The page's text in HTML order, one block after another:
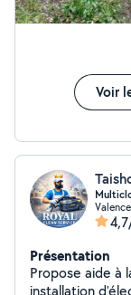
Voir
Présentation
Propose aide à
installation